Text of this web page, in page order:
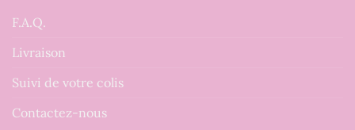
F.A.Q.
Livraison
Suivi de votre colis
Contactez-nous